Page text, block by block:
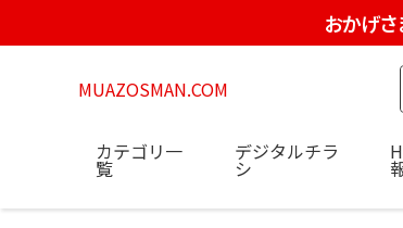
おかげ
MUAZOSMAN.COM
カテゴリ一
覧
デジタルチラ
シ